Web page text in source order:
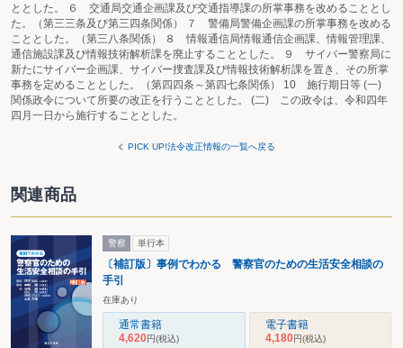
ととした。 ６ 交通局交通企画課及び交通指導課の所掌事務を改めることとし
た。（第三三条及び第三四条関係） ７ 警備局警備企画課の所掌事務を改める
こととした。（第三八条関係） ８ 情報通信局情報通信企画課、情報管理課、
通信施設課及び情報技術解析課を廃止することとした。 ９ サイバー警察局に
新たにサイバー企画課、サイバー捜査課及び情報技術解析課を置き、その所掌
事務を定めることとした。（第四四条～第四七条関係） 10 施行期日等 (一)
関係政令について所要の改正を行うこととした。 (二) この政令は、令和四年
四月一日から施行することとした。
PICK UP!法令改正情報の一覧へ戻る
関連商品
警察 単行本
〔補訂版〕事例でわかる 警察官のための生活安全相談の
手引
在庫あり
通常書籍
4,620円(税込)
電子書籍
4,180円(税込)